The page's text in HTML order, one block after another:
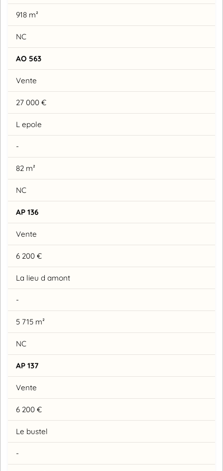
918 m²
NC
AO 563
Vente
27 000 €
L epole
-
82 m²
NC
AP 136
Vente
6 200 €
La lieu d amont
-
5 715 m²
NC
AP 137
Vente
6 200 €
Le bustel
-